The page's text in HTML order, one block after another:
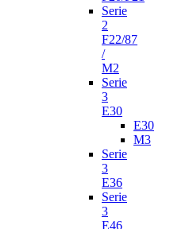
Serie
2
F22/87
/
M2
Serie
3
E30
E30
M3
Serie
3
E36
Serie
3
E46